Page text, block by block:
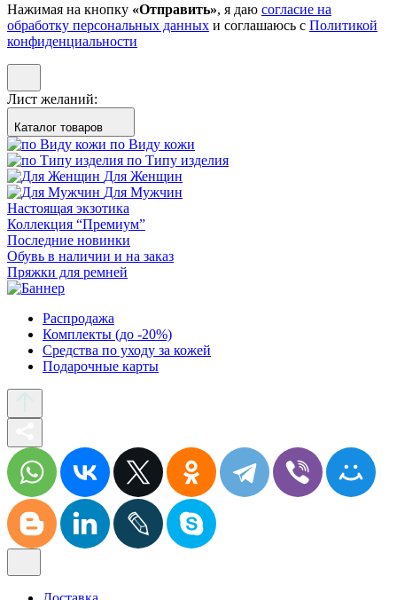
Нажимая на кнопку «Отправить», я даю согласие на
обработку персональных данных и соглашаюсь с Политикой
конфиденциальности
Лист желаний:
Каталог товаров
по Виду кожи
по Типу изделия
Для Женщин
Для Мужчин
Настоящая экзотика
Коллекция “Премиум”
Последние новинки
Обувь в наличии и на заказ
Пряжки для ремней
Распродажа
Комплекты (до -20%)
Средства по уходу за кожей
Подарочные карты